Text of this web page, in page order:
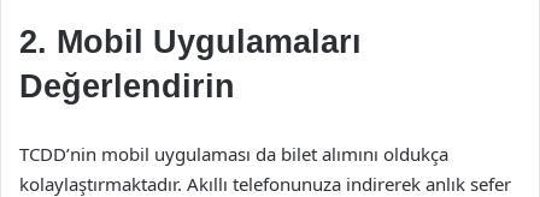
2. Mobil Uygulamaları
Değerlendirin
TCDD’nin mobil uygulaması da bilet alımını oldukça
kolaylaştırmaktadır. Akıllı telefonunuza indirerek anlık sefer